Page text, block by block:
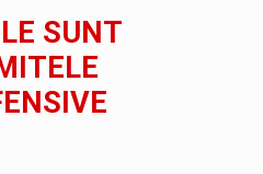
SUNT